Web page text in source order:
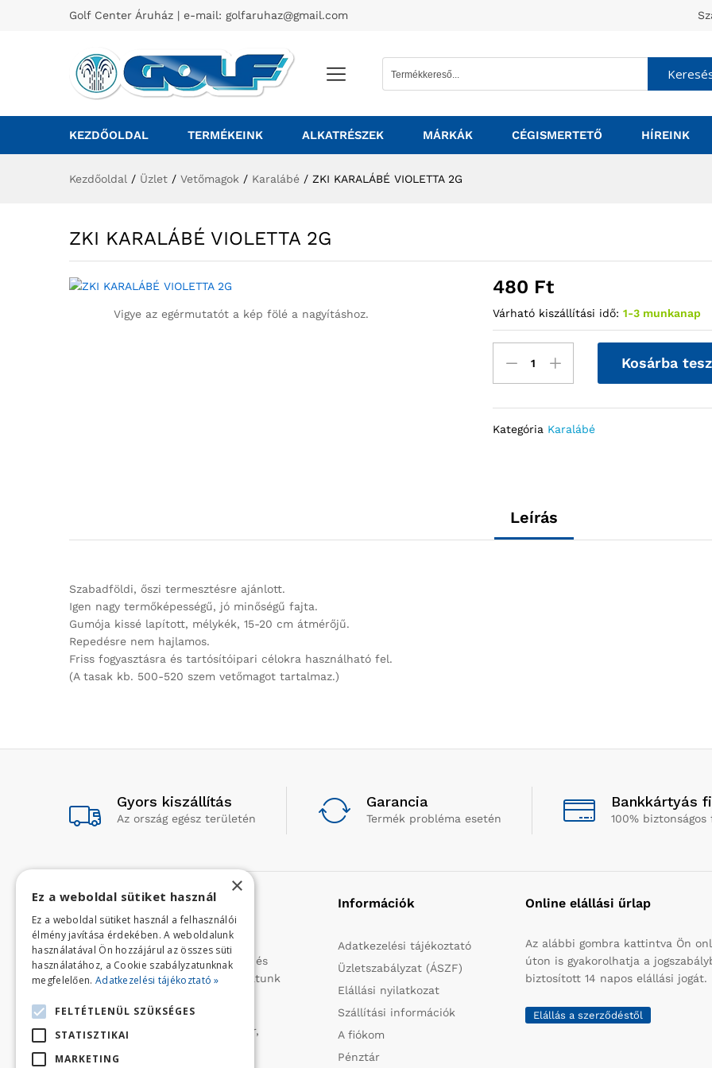
Golf Center Áruház | e-mail: golfaruhaz@gmail.com
KEZDŐOLDAL TERMÉKEINK ALKATRÉSZEK MÁRKÁK CÉGISMERTETŐ HÍREINK
Kezdőoldal / Üzlet / Vetőmagok / Karalábé / ZKI KARALÁBÉ VIOLETTA 2G
ZKI KARALÁBÉ VIOLETTA 2G
Vigye az egérmutatót a kép fölé a nagyításhoz.
480 Ft
Várható kiszállítási idő: 1-3 munkanap
Kosárba
Kategória Karalábé
Leírás
Szabadföldi, őszi termesztésre ajánlott.
Igen nagy termőképességű, jó minőségű fajta.
Gumója kissé lapított, mélykék, 15-20 cm átmérőjű.
Repedésre nem hajlamos.
Friss fogyasztásra és tartósítóipari célokra használható fel.
(A tasak kb. 500-520 szem vetőmagot tartalmaz.)
Gyors kiszállítás
Az ország egész területén
Garancia
Termék probléma esetén
Bankkártyás
100% biztonságos
Rólunk
Profilunk a mezőgazdasági, kerti
kisgépek és egyéb iparcikkek kis- és
nagykereskedelme. 1991 óta folytatunk
Olaszországból származó
vízszivattyúkat (DAB, Tesla, Leader,
Információk
Adatkezelési tájékoztató
Üzletszabályzat (ÁSZF)
Elállási nyilatkozat
Szállítási információk
A fiókom
Pénztár
Online elállási űrlap
Az alábbi gombra kattintva Ön
úton is gyakorolhatja a
biztosított 14 napos elállási jogát.
Elállás a szerződéstől
×
Ez a weboldal sütiket használ
Ez a weboldal sütiket használ a felhasználói
élmény javítása érdekében. A weboldalunk
használatával Ön hozzájárul az összes süti
használatához, a Cookie szabályzatunknak
megfelelően. Adatkezelési tájékoztató »
FELTÉTLENÜL SZÜKSÉGES
STATISZTIKAI
MARKETING